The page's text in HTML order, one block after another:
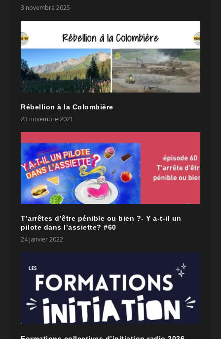
3 novembre 2025
Rébellion à la Colombière
23 novembre 2021
T’arrêtes d’être pénible ou bien ?- Y a-t-il un
pilote dans l’assiette? #60
24 janvier 2022